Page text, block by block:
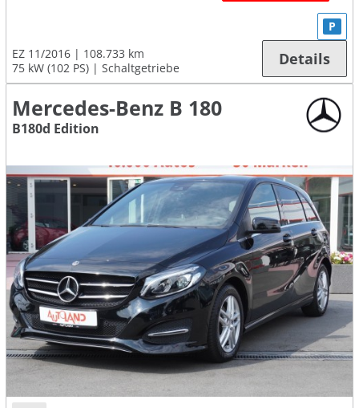
EZ 11/2016
108.733 km
75 kW (102 PS)
Schaltgetriebe
P
Details
Mercedes-Benz B 180
B180d Edition